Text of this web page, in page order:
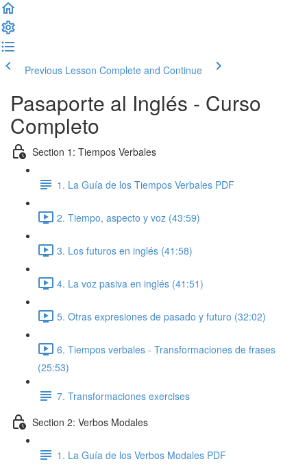
Previous Lesson Complete and Continue
Pasaporte al Inglés - Curso
Completo
Section 1: Tiempos Verbales
1. La Guía de los Tiempos Verbales PDF
2. Tiempo, aspecto y voz (43:59)
3. Los futuros en inglés (41:58)
4. La voz pasiva en inglés (41:51)
5. Otras expresiones de pasado y futuro (32:02)
6. Tiempos verbales - Transformaciones de frases
(25:53)
7. Transformaciones exercises
Section 2: Verbos Modales
1. La Guía de los Verbos Modales PDF